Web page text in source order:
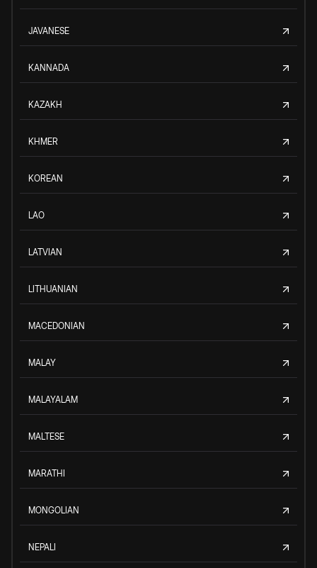
JAVANESE
KANNADA
KAZAKH
KHMER
KOREAN
LAO
LATVIAN
LITHUANIAN
MACEDONIAN
MALAY
MALAYALAM
MALTESE
MARATHI
MONGOLIAN
NEPALI